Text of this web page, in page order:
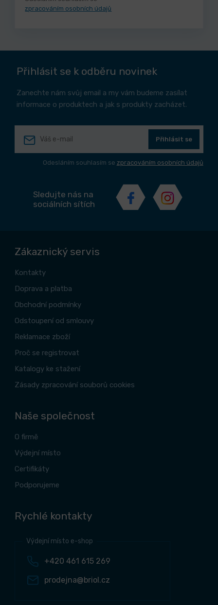
zpracováním osobních údajů
Přihlásit se k odběru novinek
Zanechte nám svůj email a my vám budeme zasílat
informace o produktech a jak s produkty zacházet.
Přihlásit se
Odesláním souhlasím se zpracováním osobních údajů
Sledujte nás na
sociálních sítích
Zákaznický servis
Kontakty
Doprava a platba
Obchodní podmínky
Odstoupení od smlouvy
Reklamace zboží
Proč se registrovat
Katalogy ke stažení
Zásady zpracování souborů cookies
Naše společnost
O firmě
Výdejní místo
Certifikáty
Podporujeme
Rychlé kontakty
Výdejní místo e-shop
+420 461 615 269
prodejna@briol.cz